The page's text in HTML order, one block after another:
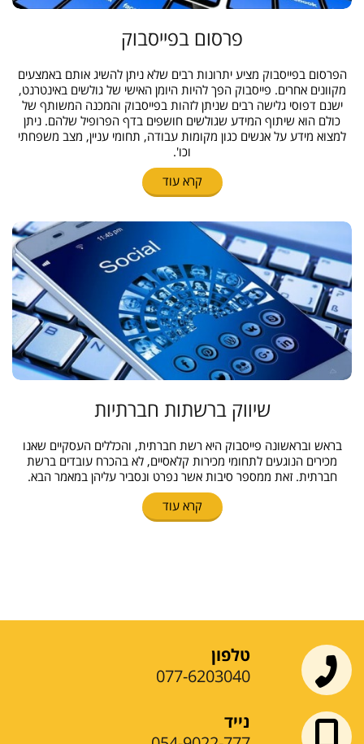
פרסום בפייסבוק
הפרסום בפייסבוק מציע יתרונות רבים שלא ניתן להשיג אותם באמצעים
מקוונים אחרים. פייסבוק הפך להיות היומן האישי של גולשים באינטרנט,
ישנם דפוסי גלישה רבים שניתן לזהות בפייסבוק והמכנה המשותף של
כולם הוא שיתוף המידע שגולשים חושפים בדף הפרופיל שלהם. ניתן
למצוא מידע על אנשים כגון מקומות עבודה, תחומי עניין, מצב משפחתי
וכו'.
קרא עוד
שיווק ברשתות חברתיות
בראש ובראשונה פייסבוק היא רשת חברתית, והכללים העסקיים שאנו
מכירים הנוגעים לתחומי מכירות קלאסיים, לא בהכרח עובדים ברשת
חברתית. זאת ממספר סיבות אשר נפרט ונסביר עליהן במאמר הבא.
קרא עוד
טלפון
077-6203040
נייד